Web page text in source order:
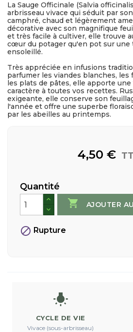
La Sauge Officinale (Salvia
arbrisseau vivace qui séduit par
camphré, chaud et légèrement
décorative avec son magnifique
et très facile à cultiver, elle trouve
cœur du potager qu'en pot sur une
ensoleillé.
Très appréciée en infusions
parfumer les viandes blanches, les
les plats de pâtes, elle apporte une
caractère à toutes vos recettes.
exigeante, elle conserve son
l'année et offre une superbe
par les abeilles au printemps.
4,50 €
Quantité
 AJOUTER
 Rupture

CYCLE DE VIE
Vivace (sous-arbrisseau)